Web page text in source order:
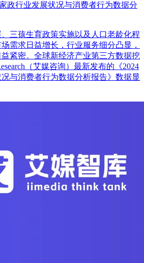
政行业发展状况与消费者行为数据分
三孩生育政策实施以及人口老龄化程
需求日益增长，行业服务细分凸显，
紧密。全球新经济产业第三方数据挖
（艾媒咨询）最新发布的《2024
与消费者行为数据分析报告》数据显